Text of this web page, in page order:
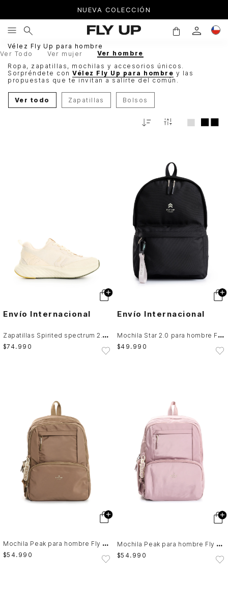
NUEVA COLECCIÓN
Vélez Fly Up para hombre
Ver Todo
Ver mujer
Ver hombre
Ropa, zapatillas, mochilas y accesorios únicos.
Sorpréndete con Vélez Fly Up para hombre y las
propuestas que te invitan a salirte del común.
Ver todo Zapatillas Bolsos
Relevancia
Envío Internacional
Z
apatillas Spirited spectrum 2.0 para hombre Fly Up
$74. 990
Envío Internacional
M
ochila Star 2.0 para hombre Fly Up
$49 . 990
M
ochila Peak para hombre Fly Up
$54. 990
M
ochila Peak para hombre Fly Up
$54. 990